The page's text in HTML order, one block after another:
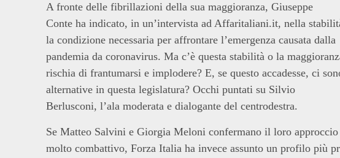
A fronte delle fibrillazioni della sua maggioranza, Giuseppe
Conte ha indicato, in un’intervista ad Affaritaliani.it, nella
la condizione necessaria per affrontare l’emergenza causata dalla
pandemia da coronavirus. Ma c’è questa stabilità o la
rischia di frantumarsi e implodere? E, se questo accadesse, ci
alternative in questa legislatura? Occhi puntati su Silvio
Berlusconi, l’ala moderata e dialogante del centrodestra.
Se Matteo Salvini e Giorgia Meloni confermano il loro approccio
molto combattivo, Forza Italia ha invece assunto un profilo più